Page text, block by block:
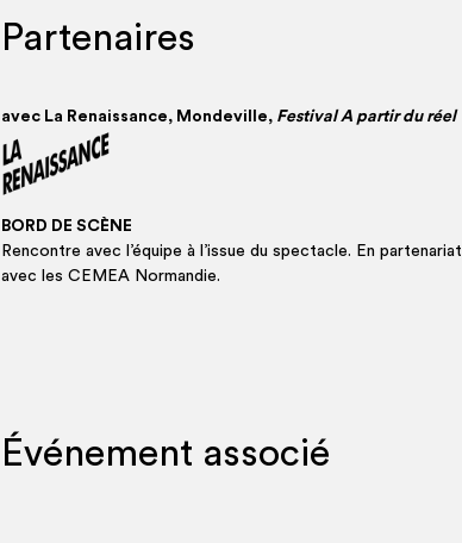
Partenaires
avec La Renais­sance, Mon­de­ville, Fes­ti­val A par­tir du réel
BORD DE SCÈNE
Ren­contre avec l’équipe à l’issue du spec­tacle. En par­te­na­riat
avec les CEMEA Normandie.
Événement associé